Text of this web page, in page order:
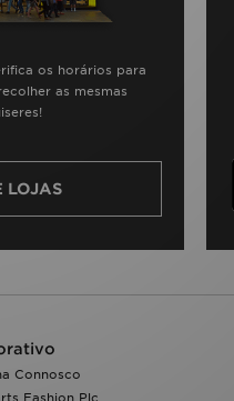
os horários para
as mesmas
LOJAS
Connosco
Fashion Plc